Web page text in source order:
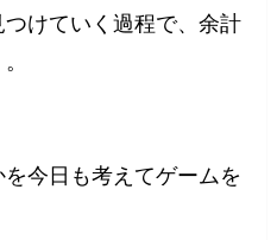
けていく過程で、余計
今日も考えてゲームを